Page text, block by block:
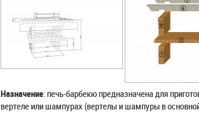
Назначение: печь-барбекю предназначена для
вертеле или шампурах (вертелы и шампуры в